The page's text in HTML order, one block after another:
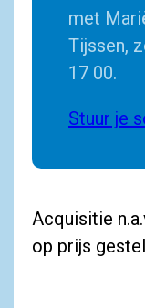
met
Tijssen,
17 00.
Stuur je
Acquisitie
op prijs